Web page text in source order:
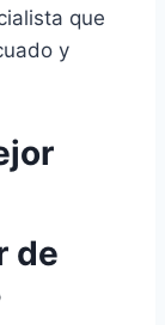
que
y
de